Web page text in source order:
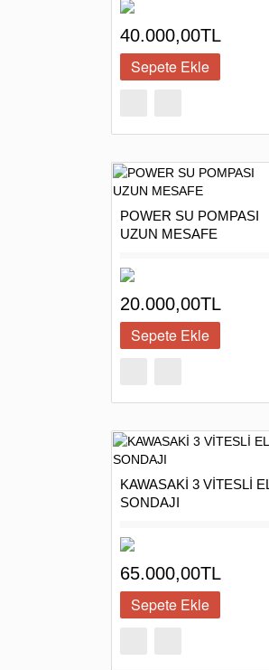
40.000,00TL
POWER SU POMPASI
UZUN MESAFE
20.000,00TL
KAWASAKİ 3 VİTESLİ EL
SONDAJI
65.000,00TL